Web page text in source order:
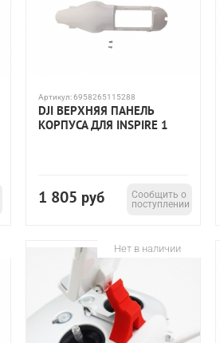
Артикул:6958265115288
DJI ВЕРХНЯЯ ПАНЕЛЬ
КОРПУСА ДЛЯ INSPIRE 1
1 805 руб
Сообщить о
поступлении
Нет в наличии